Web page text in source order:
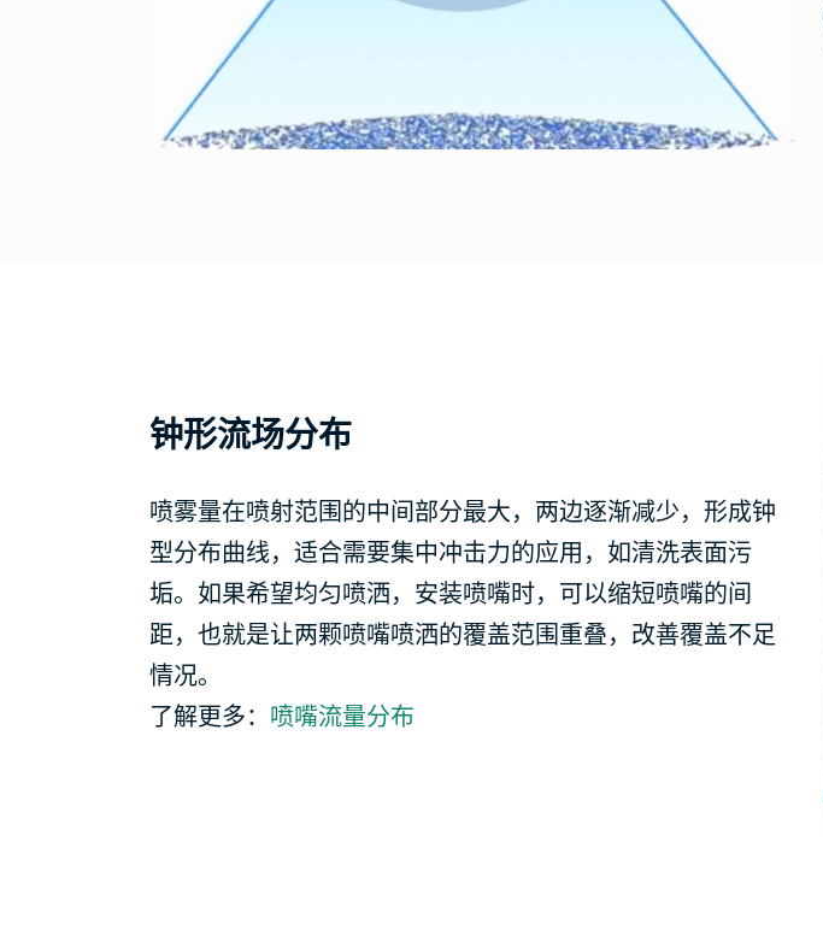
钟形流场分布
喷雾量在喷射范围的中间部分最大，两边逐渐减少，形成钟
型分布曲线，适合需要集中冲击力的应用，如清洗表面污
垢。如果希望均匀喷洒，安装喷嘴时，可以缩短喷嘴的间
距，也就是让两颗喷嘴喷洒的覆盖范围重叠，改善覆盖不足
情况。
了解更多： 喷嘴流量分布